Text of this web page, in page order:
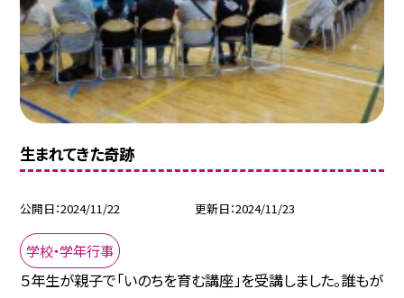
生まれてきた奇跡
公開日 2024/11/22 更新日 2024/11/23
学校・学年行事
５年生が親子で「いのちを育む講座」を受講しました。誰もが